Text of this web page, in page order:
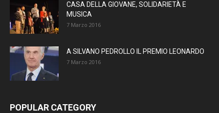
CASA DELLA GIOVANE, SOLIDARIETÀ E
MUSICA
7 Marzo 2016
A SILVANO PEDROLLO IL PREMIO LEONARDO
7 Marzo 2016
POPULAR CATEGORY